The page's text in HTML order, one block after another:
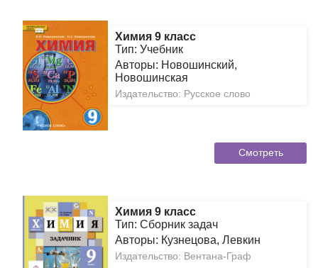
Химия 9 класс
Тип: Учебник
Авторы: Новошинский,
Новошинская
Издательство: Русское слово
Смотреть
Химия 9 класс
Тип: Сборник задач
Авторы: Кузнецова, Левкин
Издательство: Вентана-Граф